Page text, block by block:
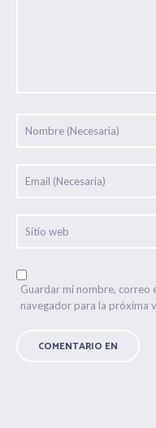
Guardar mi nombre, correo
navegador para la próxima